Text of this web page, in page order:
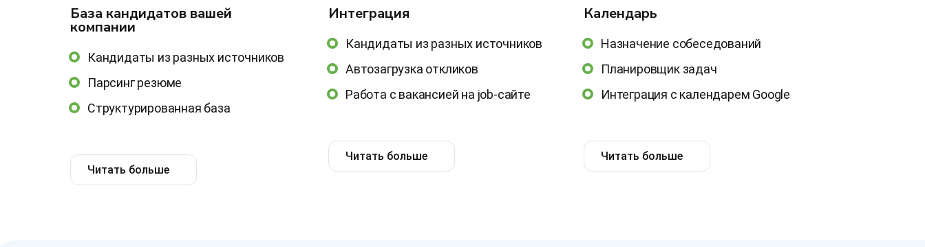
База кандидатов вашей
компании
Кандидаты из разных источников
Парсинг резюме
Структурированная база
Читать больше
Интеграция
Кандидаты из разных источников
Автозагрузка откликов
Работа с вакансией на job-сайте
Читать больше
Календарь
Назначение собеседований
Планировщик задач
Интеграция с календарем Google
Читать больше